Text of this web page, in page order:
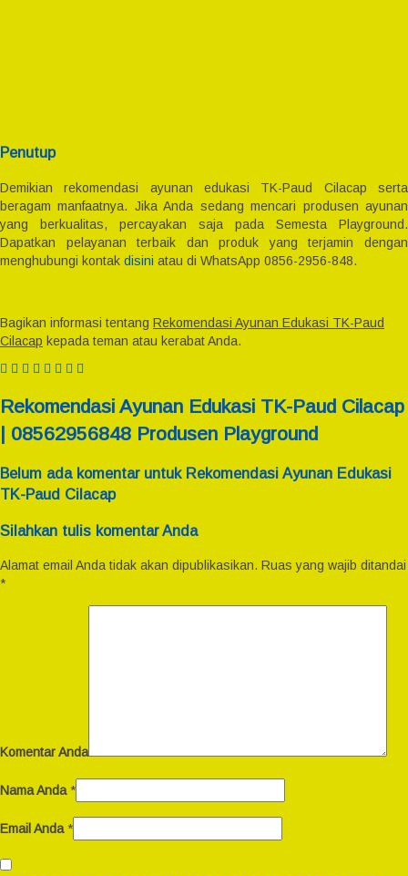
Penutup
Demikian rekomendasi ayunan edukasi TK-Paud Cilacap serta
beragam manfaatnya. Jika Anda sedang mencari produsen ayunan
yang berkualitas, percayakan saja pada Semesta Playground.
Dapatkan pelayanan terbaik dan produk yang terjamin dengan
menghubungi kontak disini atau di WhatsApp 0856-2956-848.
Bagikan informasi tentang Rekomendasi Ayunan Edukasi TK-Paud
Cilacap kepada teman atau kerabat Anda.
Rekomendasi Ayunan Edukasi TK-Paud Cilacap
| 08562956848 Produsen Playground
Belum ada komentar untuk Rekomendasi Ayunan Edukasi
TK-Paud Cilacap
Silahkan tulis komentar Anda
Alamat email Anda tidak akan dipublikasikan. Ruas yang wajib ditandai
*
Komentar Anda
Nama Anda *
Email Anda *